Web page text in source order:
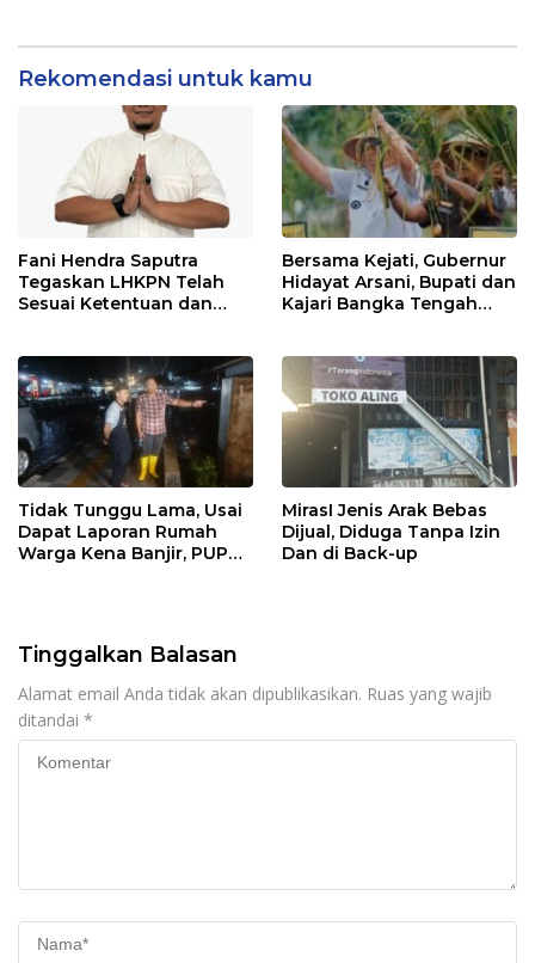
Alat Berat
Mesin
Rekomendasi untuk kamu
Fani Hendra Saputra
Tegaskan LHKPN Telah
Sesuai Ketentuan dan
Bersama Kejati, Gubernur
Hidayat Arsani, Bupati dan
Kajari Bangka Tengah
Tidak Tunggu Lama, Usai
Dapat Laporan Rumah
Warga Kena Banjir, PUPR
MirasI Jenis Arak Bebas
Dijual, Diduga Tanpa Izin
Dan di Back-up
Tinggalkan Balasan
Alamat email Anda tidak akan dipublikasikan. Ruas yang wajib
ditandai *